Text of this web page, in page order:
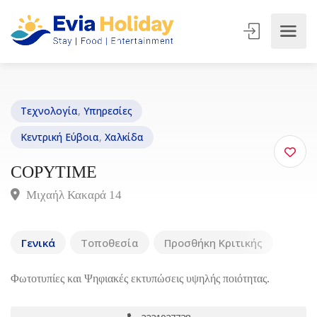
Τεχνολογία, Υπηρεσίες
Κεντρική Εύβοια, Χαλκίδα
COPYTIME
Μιχαήλ Κακαρά 14
Γενικά Τοποθεσία Προσθήκη Κριτικής
Φωτοτυπίες και Ψηφιακές εκτυπώσεις υψηλής ποιότητας.